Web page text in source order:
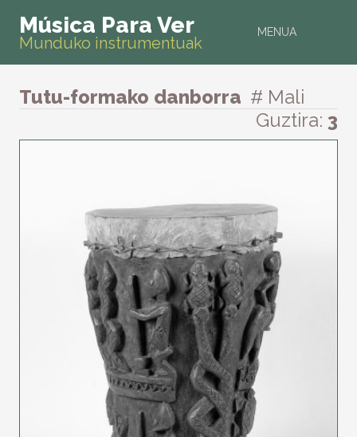
MENUA
Música Para Ver
Munduko instrumentuak
Tutu-formako danborra # Mali
Guztira: 3